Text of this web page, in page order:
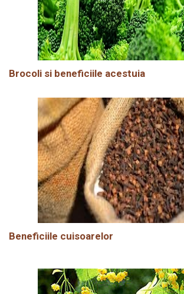
Brocoli si beneficiile acestuia
Beneficiile cuisoarelor